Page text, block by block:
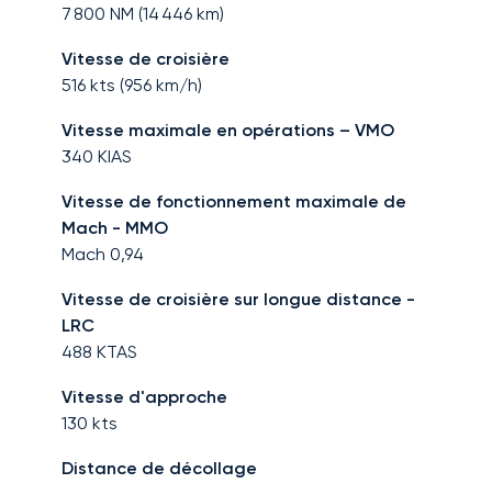
7 800 NM (14 446 km)
Vitesse de croisière
516 kts (956 km/h)
Vitesse maximale en opérations – VMO
340 KIAS
Vitesse de fonctionnement maximale de
Mach - MMO
Mach 0,94
Vitesse de croisière sur longue distance -
LRC
488 KTAS
Vitesse d'approche
130 kts
Distance de décollage